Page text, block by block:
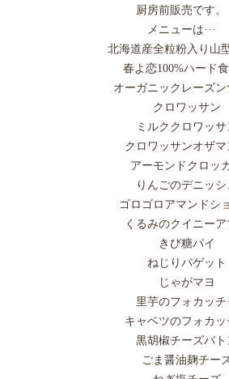
厨房前販売です。
メニューは···
北海道産全粒粉入り山
春よ恋100%ハード
オーガニックレーズン
クロワッサン
ミルククロワッサ
クロワッサンオザマ
アーモンドクロッ
りんごのデニッシ
ゴロゴロアマンドシ
くるみのクイニーア
きび糖パイ
ねじりバゲット
じゃがマヨ
里芋のフォカッチ
キャベツのフォカッ
黒胡椒チーズバト
ごま醤油麹チー